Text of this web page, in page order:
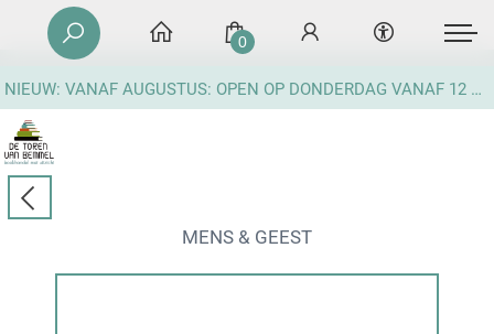
NIEUW: VANAF AUGUSTUS: OPEN OP DONDERDAG VANAF 12 UUR
0
MENS & GEEST